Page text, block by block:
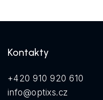
Kontakty
+420 910 920 610
info@optixs.cz